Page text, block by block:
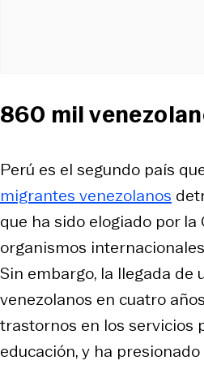
860 mil
Perú es el segundo país
migrantes venezolanos
que ha sido elogiado por la
organismos
Sin embargo, la llegada de
venezolanos en cuatro
trastornos en los servicios
educación, y ha